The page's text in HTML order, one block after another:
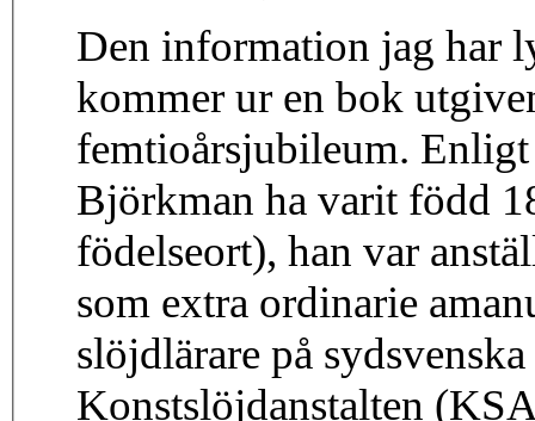
Den information jag har
kommer ur en bok
femtioårsjubileum.
Björkman ha varit född
födelseort), han var
som extra ordinarie
slöjdlärare på
Konstslöjdanstalten